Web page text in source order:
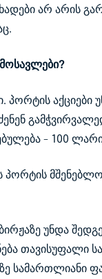
არ არის
პორტის აქციები
- 100
პორტის
უნდა
თავისუფალი
სამართლიანი